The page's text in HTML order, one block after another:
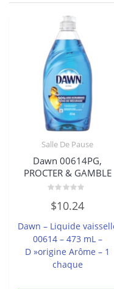
Salle De Pause
Dawn 00614PG,
PROCTER & GAMBLE
0
sur
$10.24
Dawn – Liquide
00614 – 473 mL –
D »origine Arôme – 1
chaque